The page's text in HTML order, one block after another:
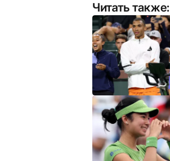
Читать также: